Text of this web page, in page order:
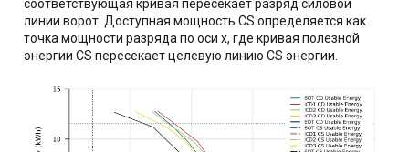
соответствующая кривая пересекает разряд силовой
линии ворот. Доступная мощность CS определяется как
точка мощности разряда по оси x, где кривая полезной
энергии CS пересекает целевую линию CS энергии.